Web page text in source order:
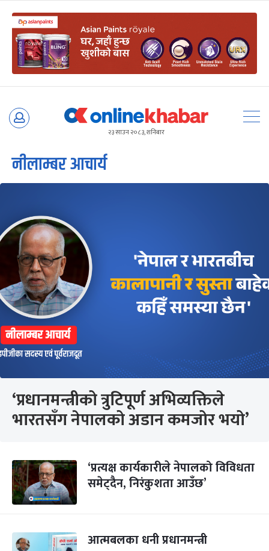
Skip
२३ साउन २०८३, शनिबार
नीलाम्बर आचार्य
‘प्रधानमन्त्रीको त्रुटिपूर्ण अभिव्यक्तिले
भारतसँग नेपालको अडान कमजोर भयो’
‘प्रत्यक्ष कार्यकारीले नेपालको विविधता
समेट्दैन, निरंकुशता आउँछ’
आत्मबलका धनी प्रधानमन्त्री